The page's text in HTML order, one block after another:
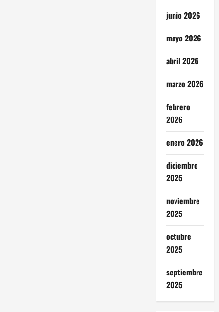
junio 2026
mayo 2026
abril 2026
marzo 2026
febrero
2026
enero 2026
diciembre
2025
noviembre
2025
octubre
2025
septiembre
2025